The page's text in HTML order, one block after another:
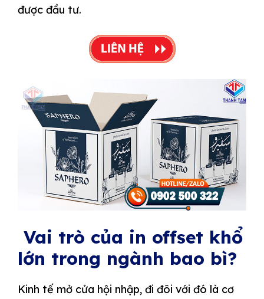
được đầu tư.
Vai trò của in offset khổ
lớn trong ngành bao bì?
Kinh tế mở cửa hội nhập, đi đôi với đó là cơ